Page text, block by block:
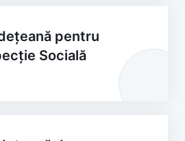
pentru
Socială